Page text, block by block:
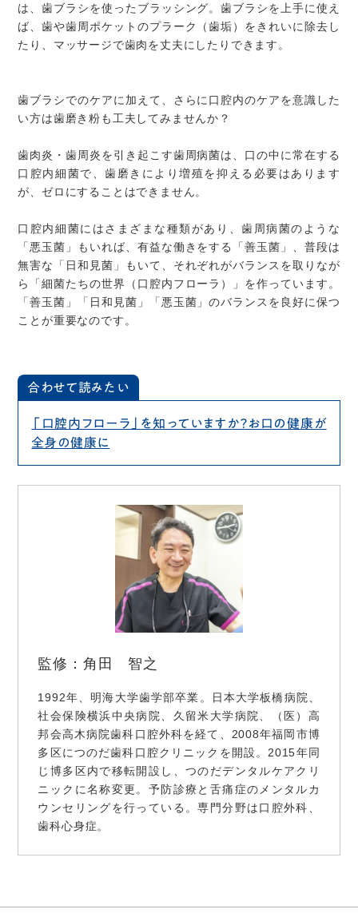
は、歯ブラシを使ったブラッシング。歯ブラシを上手に使え
ば、歯や歯周ポケットのプラーク（歯垢）をきれいに除去し
たり、マッサージで歯肉を丈夫にしたりできます。
歯ブラシでのケアに加えて、さらに口腔内のケアを意識した
い方は歯磨き粉も工夫してみませんか？
歯肉炎・歯周炎を引き起こす歯周病菌は、口の中に常在する
口腔内細菌で、歯磨きにより増殖を抑える必要はあります
が、ゼロにすることはできません。
口腔内細菌にはさまざまな種類があり、歯周病菌のような
「悪玉菌」もいれば、有益な働きをする「善玉菌」、普段は
無害な「日和見菌」もいて、それぞれがバランスを取りなが
ら「細菌たちの世界（口腔内フローラ）」を作っています。
「善玉菌」「日和見菌」「悪玉菌」のバランスを良好に保つ
ことが重要なのです。
合わせて読みたい
「口腔内フローラ」を知っていますか？お口の健康が
全身の健康に
監修：角田 智之
1992年、明海大学歯学部卒業。日本大学板橋病院、
社会保険横浜中央病院、久留米大学病院、（医）高
邦会高木病院歯科口腔外科を経て、2008年福岡市博
多区につのだ歯科口腔クリニックを開設。2015年同
じ博多区内で移転開設し、つのだデンタルケアクリ
ニックに名称変更。予防診療と舌痛症のメンタルカ
ウンセリングを行っている。専門分野は口腔外科、
歯科心身症。